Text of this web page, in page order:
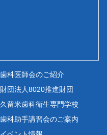
歯科医師会のご紹介
財団法人8020推進財団
久留米歯科衛生専門学校
歯科助手講習会のご案内